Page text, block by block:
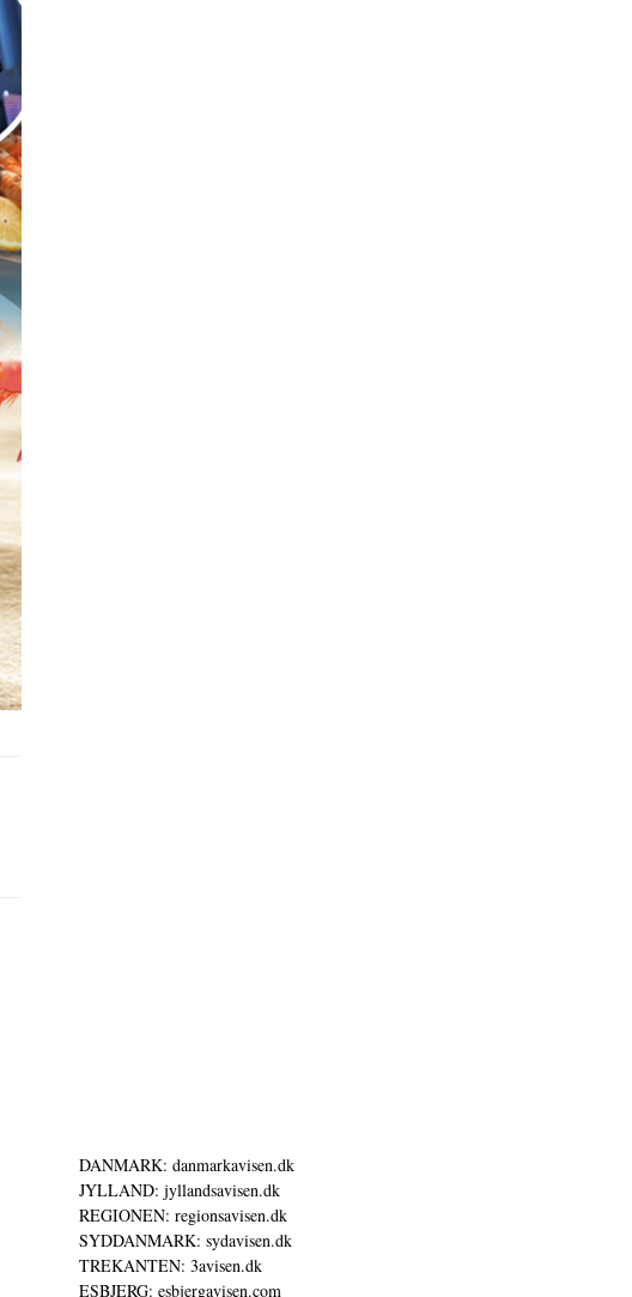
DANMARK: danmarkavisen.dk
JYLLAND: jyllandsavisen.dk
REGIONEN: regionsavisen.dk
SYDDANMARK: sydavisen.dk
TREKANTEN: 3avisen.dk
ESBJERG: esbjergavisen.com